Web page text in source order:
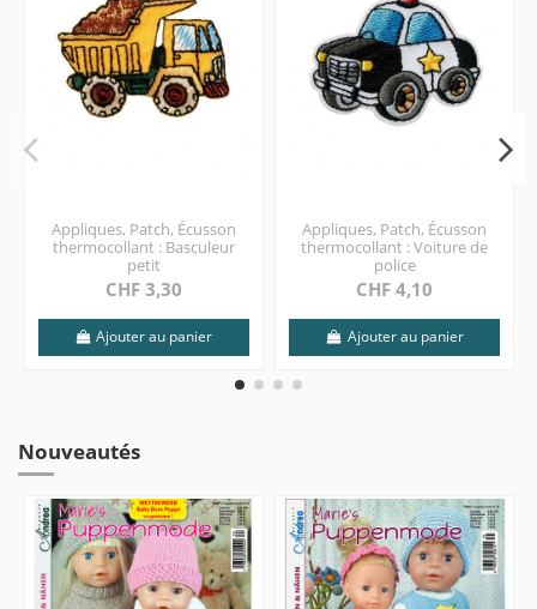
Appliques, Patch, Écusson
thermocollant : Basculeur
petit
CHF 3,30
Ajouter au panier
Appliques, Patch, Écusson
thermocollant : Voiture de
police
CHF 4,10
Ajouter au panier
Nouveautés